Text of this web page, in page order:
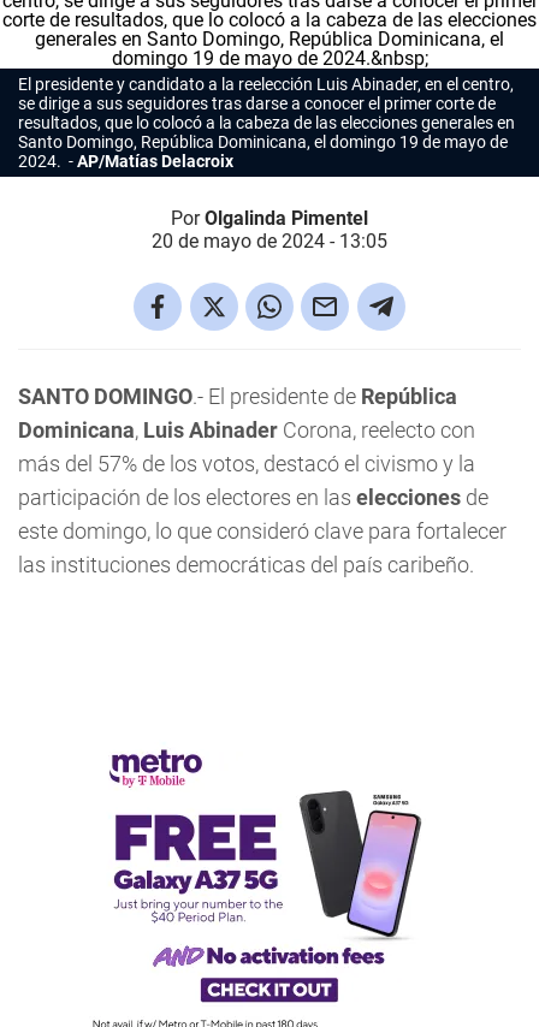
El presidente y candidato a la reelección Luis Abinader, en el centro,
se dirige a sus seguidores tras darse a conocer el primer corte de
resultados, que lo colocó a la cabeza de las elecciones generales en
Santo Domingo, República Dominicana, el domingo 19 de mayo de
2024.
AP/Matías Delacroix
PorOlgalinda Pimentel
20 de mayo de 2024 - 13:05
SANTO DOMINGO.- El presidente de República
Dominicana, Luis Abinader Corona, reelecto con
más del 57% de los votos, destacó el civismo y la
participación de los electores en las elecciones de
este domingo, lo que consideró clave para fortalecer
las instituciones democráticas del país caribeño.